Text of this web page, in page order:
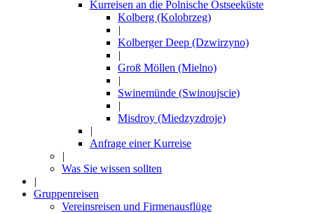
Kurreisen an die Polnische Ostseeküste
Kolberg (Kolobrzeg)
|
Kolberger Deep (Dzwirzyno)
|
Groß Möllen (Mielno)
|
Swinemünde (Swinoujscie)
|
Misdroy (Miedzyzdroje)
|
Anfrage einer Kurreise
|
Was Sie wissen sollten
|
Gruppenreisen
Vereinsreisen und Firmenausflüge